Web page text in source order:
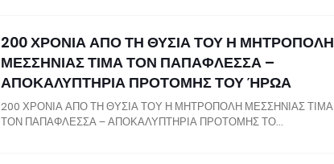
200 ΧΡΟΝΙΑ ΑΠΟ ΤΗ ΘΥΣΙΑ ΤΟΥ Η ΜΗΤΡΟΠΟΛΗ
ΜΕΣΣΗΝΙΑΣ ΤΙΜΑ ΤΟΝ ΠΑΠΑΦΛΕΣΣΑ –
ΑΠΟΚΑΛΥΠΤΗΡΙΑ ΠΡΟΤΟΜΗΣ ΤΟΥ ΉΡΩΑ
200 ΧΡΟΝΙΑ ΑΠΟ ΤΗ ΘΥΣΙΑ ΤΟΥ Η ΜΗΤΡΟΠΟΛΗ ΜΕΣΣΗΝΙΑΣ ΤΙΜΑ
ΤΟΝ ΠΑΠΑΦΛΕΣΣΑ – ΑΠΟΚΑΛΥΠΤΗΡΙΑ ΠΡΟΤΟΜΗΣ ΤΟ…